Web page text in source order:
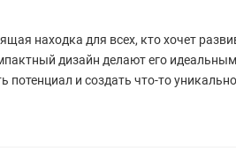
находка для всех, кто хочет
дизайн делают его
и создать что-то